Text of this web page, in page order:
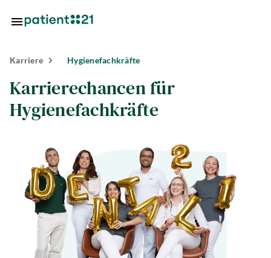
Über
uns
Karriere Hygienefachkräfte
Karrierechancen für
Hygienefachkräfte